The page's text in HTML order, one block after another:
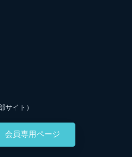
サイト）
会員専用ページ